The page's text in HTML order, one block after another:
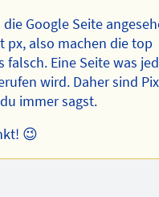
Google Seite
px, also machen die top
Eine Seite was
wird. Daher sind
immer sagst.
😉